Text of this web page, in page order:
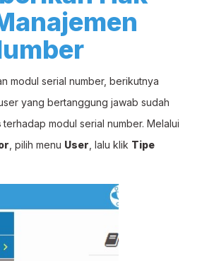
modul serial number, berikutnya
yang bertanggung jawab sudah
terhadap modul serial number. Melalui
, pilih menu User , lalu klik Tipe